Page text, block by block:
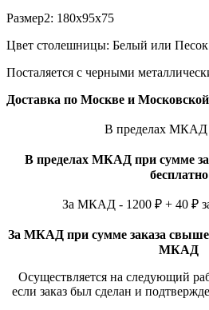
Размер2: 180х95х75
Цвет столешницы: Белый или Песок
Посталяется с черными
Доставка по Москве и
В пределах МКАД
В пределах МКАД при сумме
бесплатно
За МКАД - 1200 ₽ + 40 ₽
За МКАД при сумме заказа свыше
МКАД
Осуществляется на следующий
если заказ был сделан и